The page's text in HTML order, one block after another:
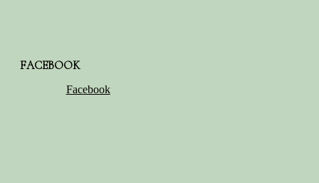
FACEBOOK
Facebook